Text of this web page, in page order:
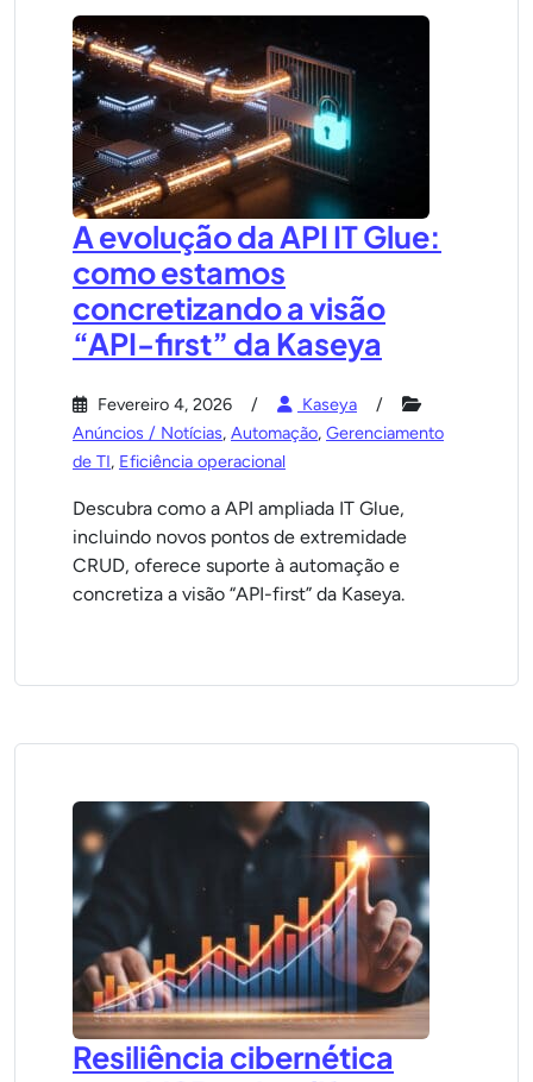
A evolução da API IT Glue:
como estamos
concretizando a visão
“API-first” da Kaseya
Fevereiro 4, 2026
Kaseya
Anúncios / Notícias, Automação, Gerenciamento
de TI, Eficiência operacional
Descubra como a API ampliada IT Glue,
incluindo novos pontos de extremidade
CRUD, oferece suporte à automação e
concretiza a visão “API-first” da Kaseya.
Resiliência cibernética